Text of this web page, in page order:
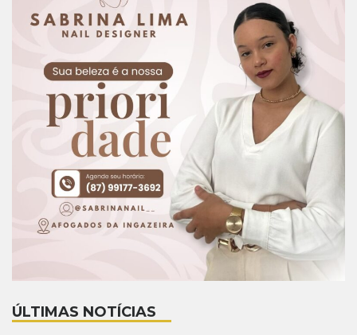
ÚLTIMAS NOTÍCIAS